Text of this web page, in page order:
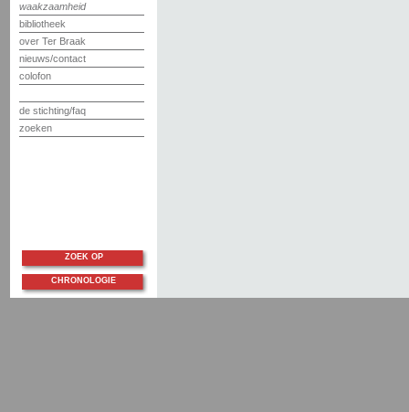
waakzaamheid
bibliotheek
over Ter Braak
nieuws/contact
colofon
de stichting/faq
zoeken
ZOEK OP
CHRONOLOGIE